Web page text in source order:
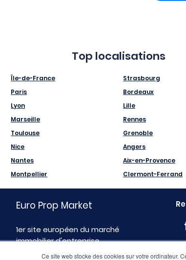
Ce site web stocke des cookies sur votre ordinateur.
Top localisations
Île-de-France
Paris
Lyon
Marseille
Toulouse
Nice
Nantes
Montpellier
Strasbourg
Bordeaux
Lille
Rennes
Grenoble
Angers
Aix-en-Provence
Clermont-Ferrand
Euro Prop Market
1er site européen du marché
immobilier d'entreprise